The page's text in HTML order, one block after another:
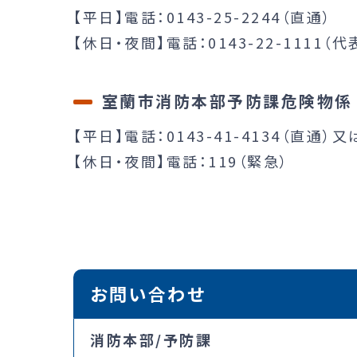
【平日】電話：0143-25-2244（直通）
【休日・夜間】電話：0143-22-1111（代
室蘭市消防本部予防課危険物係
【平日】電話：0143-41-4134（直通）又
【休日・夜間】電話：119（緊急）
お問い合わせ
消防本部/予防課